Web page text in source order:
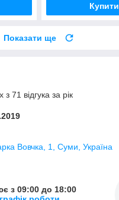
Купити
Показати ще
71 відгука за рік
Вовчка, 1, Суми, Україна
з 09:00 до 18:00